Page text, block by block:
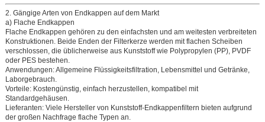
2. Gängige Arten von Endkappen auf dem Markt
a) Flache Endkappen
Flache Endkappen gehören zu den einfachsten und am weitesten verbreiteten
Konstruktionen. Beide Enden der Filterkerze werden mit flachen Scheiben
verschlossen, die üblicherweise aus Kunststoffwie Polypropylen (PP), PVDF
oder PES bestehen.
Anwendungen:Allgemeine Flüssigkeitsfiltration, Lebensmittel und Getränke,
Laborgebrauch.
Vorteile:Kostengünstig, einfach herzustellen, kompatibel mit
Standardgehäusen.
Lieferanten:Viele Hersteller von Kunststoff-Endkappenfiltern bieten aufgrund
der großen Nachfrage flache Typen an.